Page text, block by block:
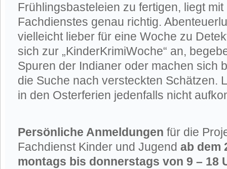
Frühlingsbasteleien zu fertigen, liegt
Fachdienstes genau richtig.
vielleicht lieber für eine Woche zu
sich zur „KinderKrimiWoche“ an,
Spuren der Indianer oder machen sich
die Suche nach versteckten Schätzen.
in den Osterferien jedenfalls nicht
Persönliche Anmeldungen für die
Fachdienst Kinder und Jugend ab dem
montags bis donnerstags von 9 – 18